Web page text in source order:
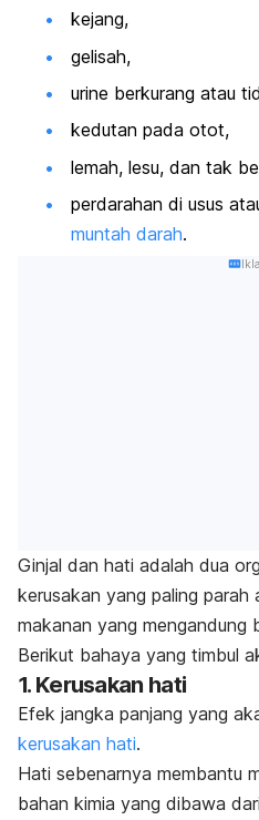
kejang,
gelisah,
urine berkurang atau
kedutan pada otot,
lemah, lesu, dan tak
perdarahan di usus
muntah darah.
Ginjal dan hati adalah dua
kerusakan yang paling parah
makanan yang mengandung
Berikut bahaya yang timbul
1. Kerusakan hati
Efek jangka panjang yang
kerusakan hati.
Hati sebenarnya membantu
bahan kimia yang dibawa